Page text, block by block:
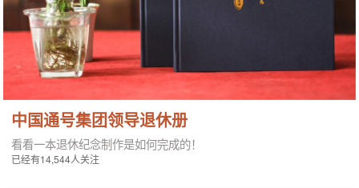
中国通号集团领导退休册
看看一本退休纪念制作是如何完成的！
已经有14,544人关注